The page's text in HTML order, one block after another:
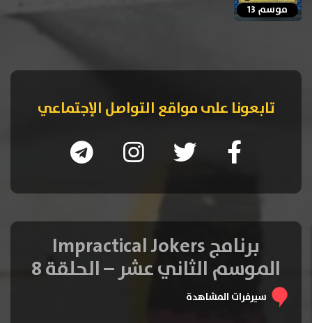
موسم 13
تابعونا على مواقع التواصل الإجتماعي
برنامج Impractical Jokers
الموسم الثاني عشر – الحلقة 8
سيرفرات المشاهدة